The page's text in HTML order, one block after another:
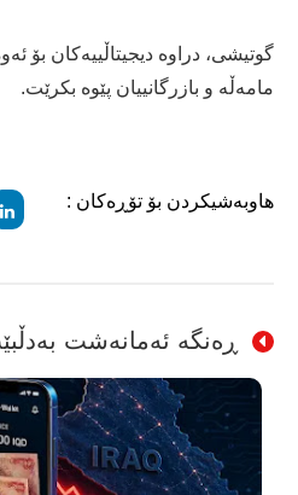
گوتیشی، دراوە دیجیتاڵییەکان بۆ
مامەڵە و بازرگانییان پێوە بکرێت.
هاوبەشیکردن بۆ تۆڕەکان :
ڕەنگە ئەمانەشت